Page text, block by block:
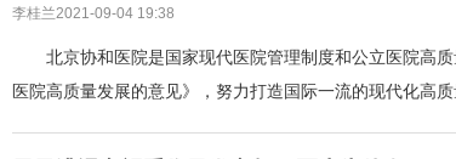
李桂兰2021-09-04 19:38
北京协和医院是国家现代医院管理制度和公立医院高
医院高质量发展的意见》，努力打造国际一流的现代化高质